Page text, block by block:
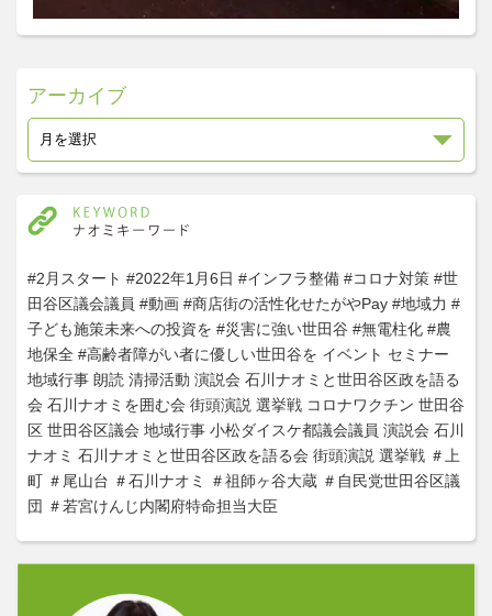
アーカイブ
#2月スタート #2022年1月6日 #インフラ整備 #コロナ対策 #世
田谷区議会議員 #動画 #商店街の活性化せたがやPay #地域力 #
子ども施策未来への投資を #災害に強い世田谷 #無電柱化 #農
地保全 #高齢者障がい者に優しい世田谷を イベント セミナー
地域行事 朗読 清掃活動 演説会 石川ナオミと世田谷区政を語る
会 石川ナオミを囲む会 街頭演説 選挙戦 コロナワクチン 世田谷
区 世田谷区議会 地域行事 小松ダイスケ都議会議員 演説会 石川
ナオミ 石川ナオミと世田谷区政を語る会 街頭演説 選挙戦 ＃上
町 ＃尾山台 ＃石川ナオミ ＃祖師ヶ谷大蔵 ＃自民党世田谷区議
団 ＃若宮けんじ内閣府特命担当大臣